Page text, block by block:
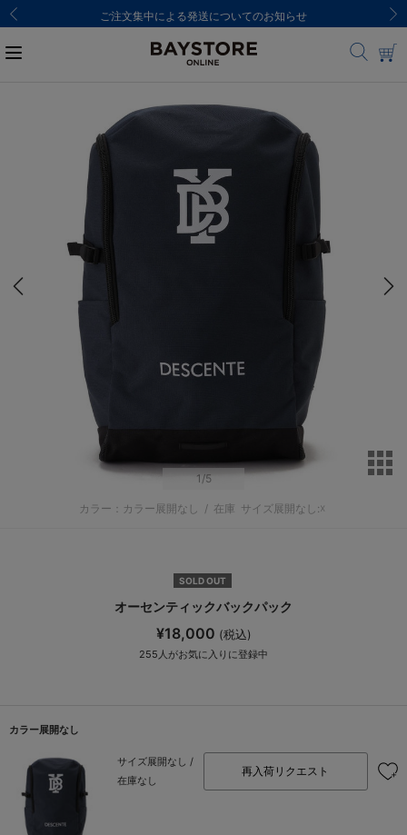
ご注文集中による発送についてのお知らせ
1 /5
カラー：カラー展開なし / 在庫 サイズ展開なし:☓
SOLD OUT
オーセンティックバックパック
¥18,000 (税込)
255 人がお気に入りに登録中
カラー展開なし
サイズ展開なし /
在庫なし
再入荷リクエスト